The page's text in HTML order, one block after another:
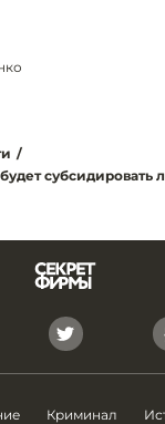
/
субсидировать
Криминал